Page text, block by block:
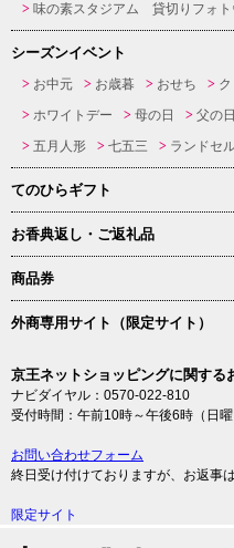
味の素スタジアム 貸切りフォト
シーズンイベント
お中元 お歳暮 おせち
ホワイトデー
母の日 父の日
五月人形
七五三 ランドセ
てのひらギフト
お香典返し・ご返礼品
商品券
外商専用サイト（限定サイト）
京王ネットショッピングに関する
ナビダイヤル：0570-022-810
受付時間：午前10時～午後6時（日曜
お問い合わせフォーム
終日受け付けておりますが、お返事
限定サイト